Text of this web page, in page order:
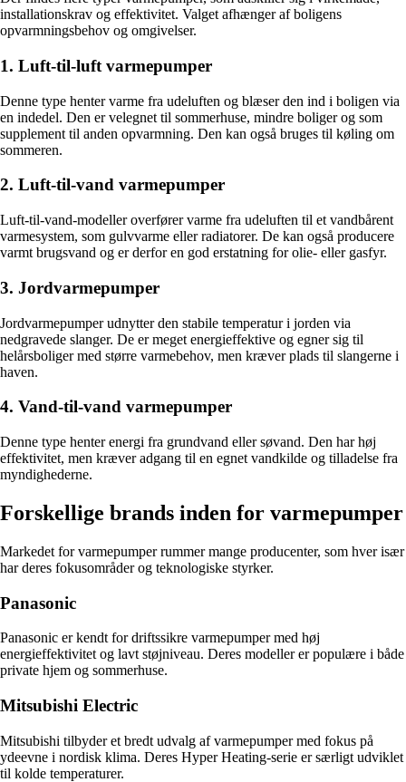
installationskrav og effektivitet. Valget afhænger af boligens
opvarmningsbehov og omgivelser.
1. Luft-til-luft varmepumper
Denne type henter varme fra udeluften og blæser den ind i boligen via
en indedel. Den er velegnet til sommerhuse, mindre boliger og som
supplement til anden opvarmning. Den kan også bruges til køling om
sommeren.
2. Luft-til-vand varmepumper
Luft-til-vand-modeller overfører varme fra udeluften til et vandbårent
varmesystem, som gulvvarme eller radiatorer. De kan også producere
varmt brugsvand og er derfor en god erstatning for olie- eller gasfyr.
3. Jordvarmepumper
Jordvarmepumper udnytter den stabile temperatur i jorden via
nedgravede slanger. De er meget energieffektive og egner sig til
helårsboliger med større varmebehov, men kræver plads til slangerne i
haven.
4. Vand-til-vand varmepumper
Denne type henter energi fra grundvand eller søvand. Den har høj
effektivitet, men kræver adgang til en egnet vandkilde og tilladelse fra
myndighederne.
Forskellige brands inden for varmepumper
Markedet for varmepumper rummer mange producenter, som hver især
har deres fokusområder og teknologiske styrker.
Panasonic
Panasonic er kendt for driftssikre varmepumper med høj
energieffektivitet og lavt støjniveau. Deres modeller er populære i både
private hjem og sommerhuse.
Mitsubishi Electric
Mitsubishi tilbyder et bredt udvalg af varmepumper med fokus på
ydeevne i nordisk klima. Deres Hyper Heating-serie er særligt udviklet
til kolde temperaturer.